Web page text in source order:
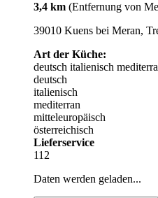
3,4 km (Entfernung von
39010 Kuens bei Meran,
Art der Küche:
deutsch italienisch
deutsch
italienisch
mediterran
mitteleuropäisch
österreichisch
Lieferservice
112
Daten werden geladen...